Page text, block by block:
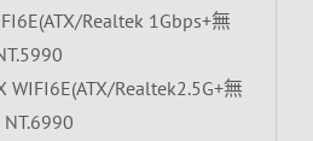
Realtek 1Gbps+無
WIFI6E(ATX/Realtek2.5G+無